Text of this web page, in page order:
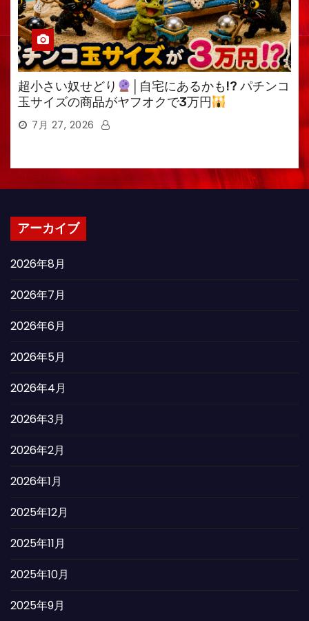
超小さい奴せどり
│自宅にあるかも!? パチンコ
玉サイズの商品がヤフオクで3万円
7月 27, 2026
アーカイブ
2026年8月
2026年7月
2026年6月
2026年5月
2026年4月
2026年3月
2026年2月
2026年1月
2025年12月
2025年11月
2025年10月
2025年9月